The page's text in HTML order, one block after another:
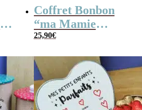
Coffret Bonbon
“ma Mamie
d’amour” (Boîte
25,90€